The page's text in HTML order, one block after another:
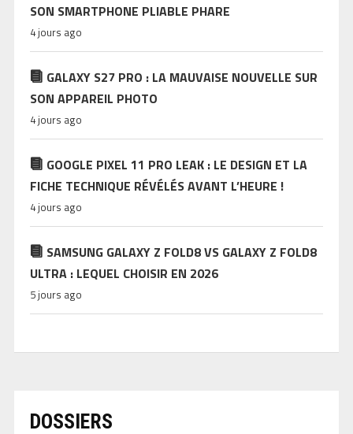
SON SMARTPHONE PLIABLE PHARE
4 jours ago
GALAXY S27 PRO : LA MAUVAISE NOUVELLE SUR
SON APPAREIL PHOTO
4 jours ago
GOOGLE PIXEL 11 PRO LEAK : LE DESIGN ET LA
FICHE TECHNIQUE RÉVÉLÉS AVANT L’HEURE !
4 jours ago
SAMSUNG GALAXY Z FOLD8 VS GALAXY Z FOLD8
ULTRA : LEQUEL CHOISIR EN 2026
5 jours ago
DOSSIERS